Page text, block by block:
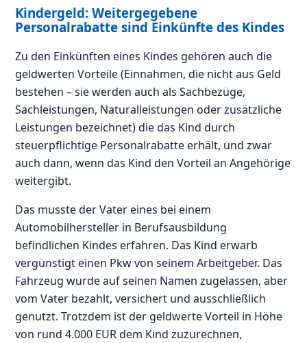
Kindergeld: Weitergegebene
Personalrabatte sind Einkünfte des Kindes
Zu den Einkünften eines Kindes gehören auch die
geldwerten Vorteile (Einnahmen, die nicht aus Geld
bestehen – sie werden auch als Sachbezüge,
Sachleistungen, Naturalleistungen oder zusätzliche
Leistungen bezeichnet) die das Kind durch
steuerpflichtige Personalrabatte erhält, und zwar
auch dann, wenn das Kind den Vorteil an Angehörige
weitergibt.
Das musste der Vater eines bei einem
Automobilhersteller in Berufsausbildung
befindlichen Kindes erfahren. Das Kind erwarb
vergünstigt einen Pkw von seinem Arbeitgeber. Das
Fahrzeug wurde auf seinen Namen zugelassen, aber
vom Vater bezahlt, versichert und ausschließlich
genutzt. Trotzdem ist der geldwerte Vorteil in Höhe
von rund 4.000 EUR dem Kind zuzurechnen,